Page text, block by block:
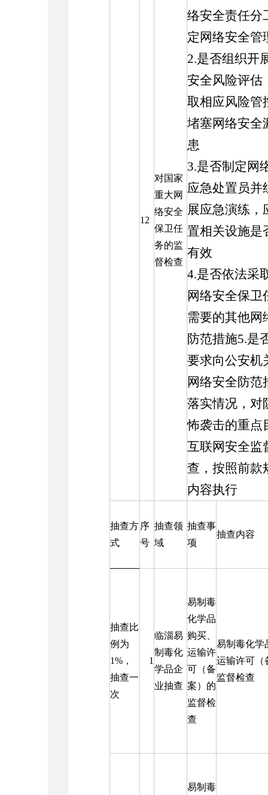
12
对国家
重大网
络安全
保卫任
务的监
督检查
络安全责任分
定网络安全管
2.是否组织开
安全风险评估
取相应风险管
堵塞网络安全
患
3.是否制定网
应急处置员并
展应急演练，
置相关设施是
有效
4.是否依法采
网络安全保卫
需要的其他网
防范措施5.是
要求向公安机
网络安全防范
落实情况，对
怖袭击的重点
互联网安全监
查，按照前款
内容执行
抽查方
式
序
号
抽查领
域
抽查事
项
抽查内容
抽查比
例为
1%，
抽查一
次
1
临淄易
制毒化
学品企
业抽查
易制毒
化学品
购买、
运输许
可（备
案）的
监督检
查
易制毒化学
运输许可（
监督检查
易制毒